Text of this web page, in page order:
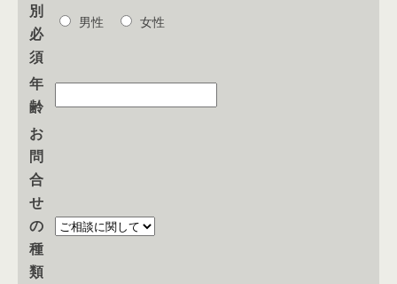
別
必
須
男性 女性
年
齢
お
問
合
せ
の
種
類